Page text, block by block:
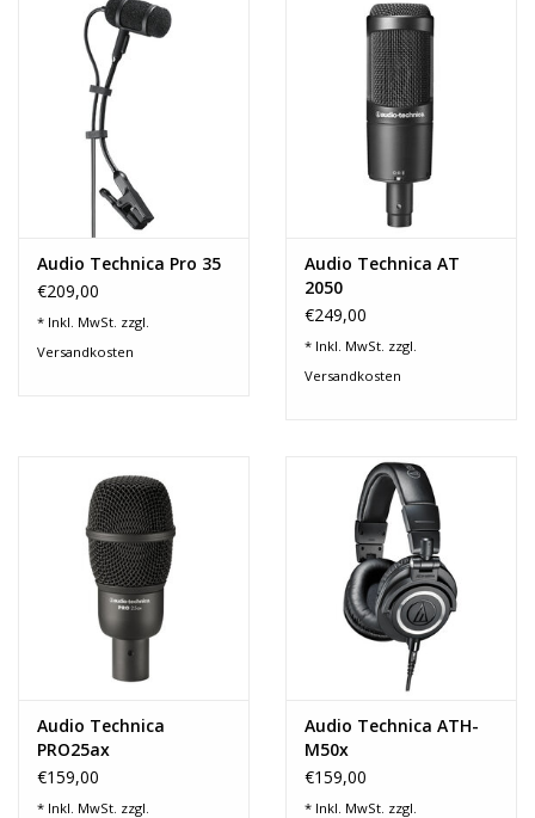
Sound Equipment
Vermietung
Noten-Zubehör
Marken
Audio Technica Pro 35
€209,00
* Inkl. MwSt. zzgl.
Versandkosten
Audio Technica AT
2050
€249,00
* Inkl. MwSt. zzgl.
Versandkosten
Audio Technica
PRO25ax
€159,00
* Inkl. MwSt. zzgl.
Audio Technica ATH-
M50x
€159,00
* Inkl. MwSt. zzgl.